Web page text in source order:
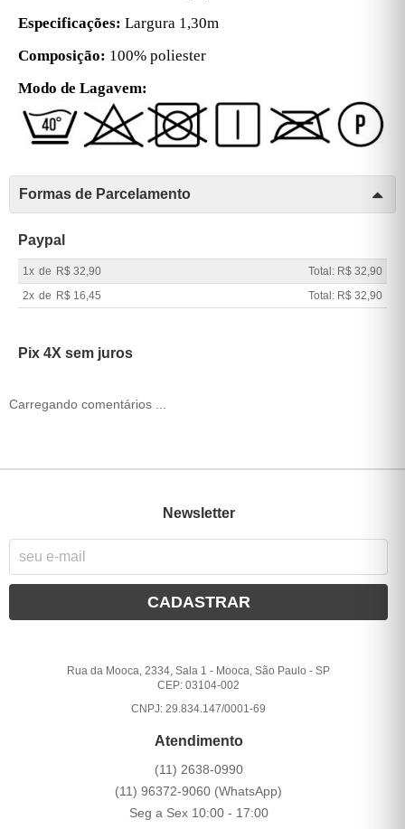
Especificações: Largura 1,30m
Composição: 100% poliester
Modo de Lagavem:
Formas de Parcelamento
Paypal
1x de R$ 32,90
Total: R$ 32,90
2x de R$ 16,45 Total: R$ 32,90
Pix 4X sem juros
Carregando comentários ...
Newsletter
CADASTRAR
Rua da Mooca, 2334, Sala 1 - Mooca, São Paulo -SP
CEP: 03104-002
CNPJ: 29.834.147/0001-69
Atendimento
(11) 2638-0990
(11) 96372-9060 (WhatsApp)
Seg a Sex 10:00 - 17:00